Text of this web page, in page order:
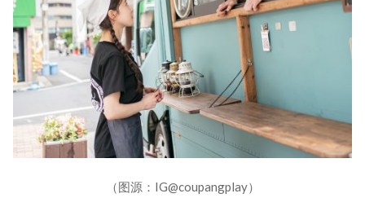
（图源：IG@coupangplay）